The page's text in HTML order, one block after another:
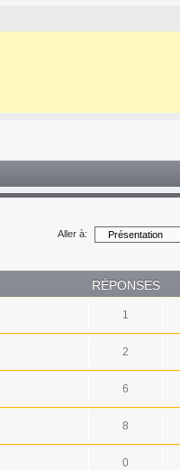
Aller à:
RÉPONSES
1
2
6
8
0